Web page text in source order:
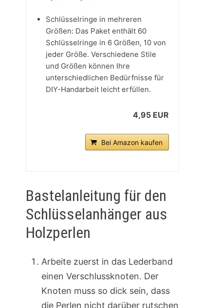
Schlüsselringe in mehreren
Größen: Das Paket enthält 60
Schlüsselringe in 6 Größen, 10 von
jeder Größe. Verschiedene Stile
und Größen können Ihre
unterschiedlichen Bedürfnisse für
DIY-Handarbeit leicht erfüllen.
4,95 EUR
Bei Amazon kaufen
Bastelanleitung für den
Schlüsselanhänger aus
Holzperlen
Arbeite zuerst in das Lederband
einen Verschlussknoten. Der
Knoten muss so dick sein, dass
die Perlen nicht darüber rutschen